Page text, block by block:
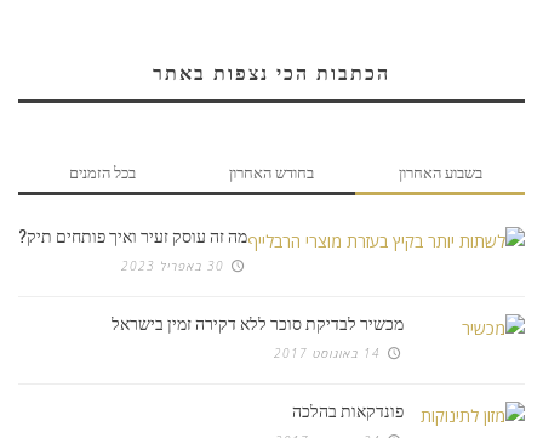
הכתבות הכי נצפות באתר
בשבוע האחרון בחודש האחרון בכל הזמנים
מה זה עוסק זעיר ואיך פותחים תיק?
30 באפריל 2023
מכשיר לבדיקת סוכר ללא דקירה זמין בישראל
14 באוגוסט 2017
פונדקאות בהלכה